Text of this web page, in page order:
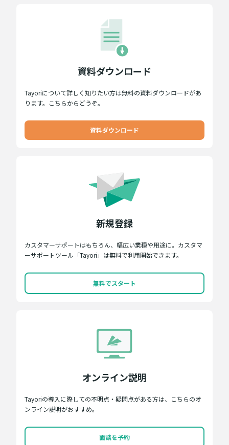
資料ダウンロード
Tayoriについて詳しく知りたい方は無料の資料ダウンロードがあ
ります。こちらからどうぞ。
資料ダウンロード
新規登録
カスタマーサポートはもちろん、幅広い業種や用途に。カスタマ
ーサポートツール「Tayori」は無料で利用開始できます。
無料でスタート
オンライン説明
Tayoriの導入に際しての不明点・疑問点がある方は、こちらのオ
ンライン説明がおすすめ。
面談を予約